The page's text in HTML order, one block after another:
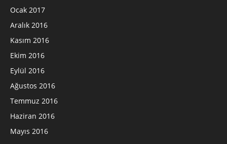
Ocak 2017
Aralık 2016
Kasım 2016
Ekim 2016
Eylül 2016
Ağustos 2016
Temmuz 2016
Haziran 2016
Mayıs 2016